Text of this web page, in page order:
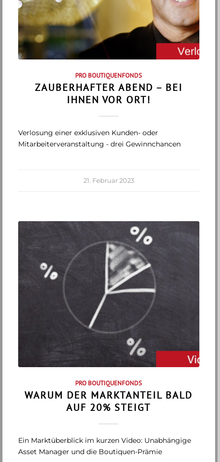
PRO BOUTIQUENFONDS
ZAUBERHAFTER ABEND – BEI
IHNEN VOR ORT!
Verlosung einer exklusiven Kunden- oder
Mitarbeiterveranstaltung - drei Gewinnchancen
21. Februar 2023
PRO BOUTIQUENFONDS
WARUM DER MARKTANTEIL BALD
AUF 20% STEIGT
Ein Marktüberblick im kurzen Video: Unabhängige
Asset Manager und die Boutiquen-Prämie